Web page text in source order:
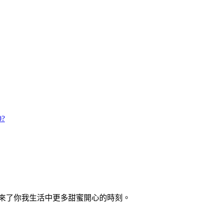
你我生活中更多甜蜜開心的時刻。